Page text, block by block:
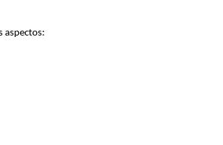
aspectos: